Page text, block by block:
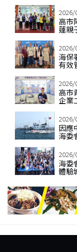
2026/
高市
蓮親
2026/
海保
有效
2026/
高市
企業
2026/
因應
海委
2026/
海委
體驗